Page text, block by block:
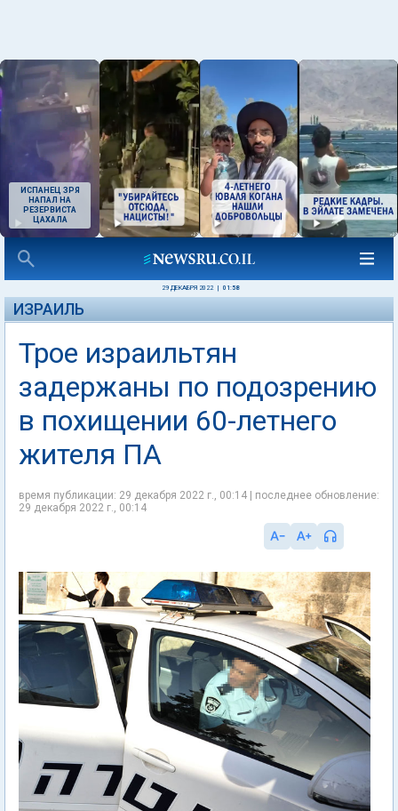
ИСПАНЕЦ ЗРЯ
НАПАЛ НА
РЕЗЕРВИСТА
ЦАХАЛА
29 ДЕКАБРЯ 2022 01:58
ИЗРАИЛЬ
Трое израильтян
задержаны по подозрению
в похищении 60-летнего
жителя ПА
время публикации: 29 декабря 2022 г., 00:14 | последнее обновление:
29 декабря 2022 г., 00:14